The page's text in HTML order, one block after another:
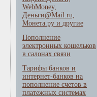
WebMoney,
Деньги@Mail.ru,
Монета.ру и другие
Пополнение
электронных кошельков
в салонах связи
Тарифы банков и
интернет-банков на
пополнение счетов в
платежных системах